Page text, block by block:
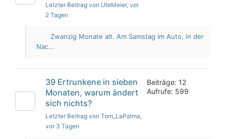
Letzter Beitrag von UteMeier, vor
2 Tagen
Zwanzig Monate alt. Am Samstag im Auto, in der
Nac...
39 Ertrunkene in sieben
Monaten, warum ändert
sich nichts?
Letzter Beitrag von Tom_LaPalma,
vor 3 Tagen
Beiträge: 12
Aufrufe: 599